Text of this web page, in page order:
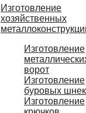
Изготовление
хозяйственных
Изготовление
ворот
Изготовление
буровых
Изготовление